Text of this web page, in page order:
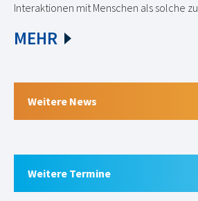
Interaktionen mit Menschen als solche
MEHR
Weitere News
Weitere Termine